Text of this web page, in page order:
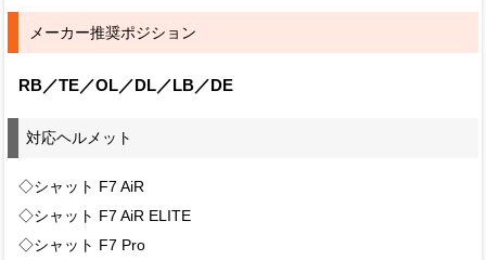
メーカー推奨ポジション
RB／TE／OL／DL／LB／DE
対応ヘルメット
◇シャット F7 AiR
◇シャット F7 AiR ELITE
◇シャット F7 Pro